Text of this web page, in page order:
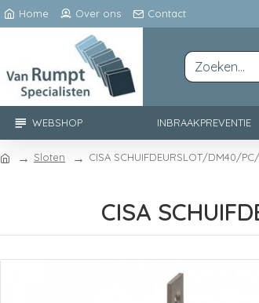
Home Over ons Contact
WEBSHOP INBRAAKPREVENTIE
Sloten CISA SCHUIFDEURSLOT/DM40/
CISA